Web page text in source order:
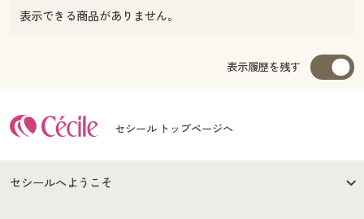
表示できる商品がありません。
表示履歴を残す
セシール トップページへ
セシールへようこそ